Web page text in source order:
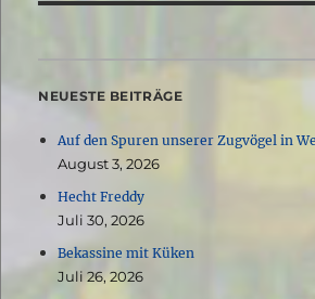
NEUESTE BEITRÄGE
Auf den Spuren unserer Zugvögel in
August 3, 2026
Hecht Freddy
Juli 30, 2026
Bekassine mit Küken
Juli 26, 2026